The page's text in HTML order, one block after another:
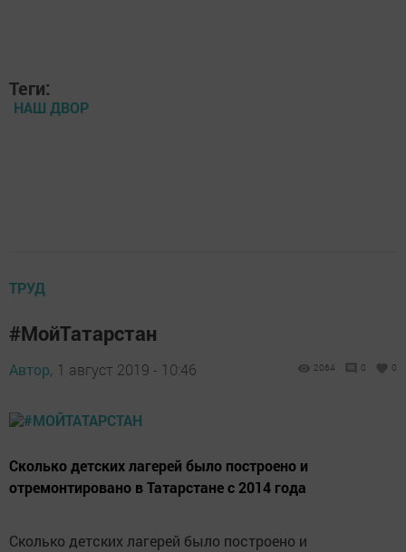
Теги:
НАШ ДВОР
ТРУД
#МойТатарстан
Автор, 1 август 2019 - 10:46 2064 0 0
Сколько детских лагерей было построено и
отремонтировано в Татарстане с 2014 года
Сколько детских лагерей было построено и